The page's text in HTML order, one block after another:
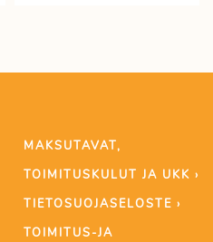
MAKSUTAVAT,
TOIMITUSKULUT JA UKK ›
TIETOSUOJASELOSTE ›
TOIMITUS-JA